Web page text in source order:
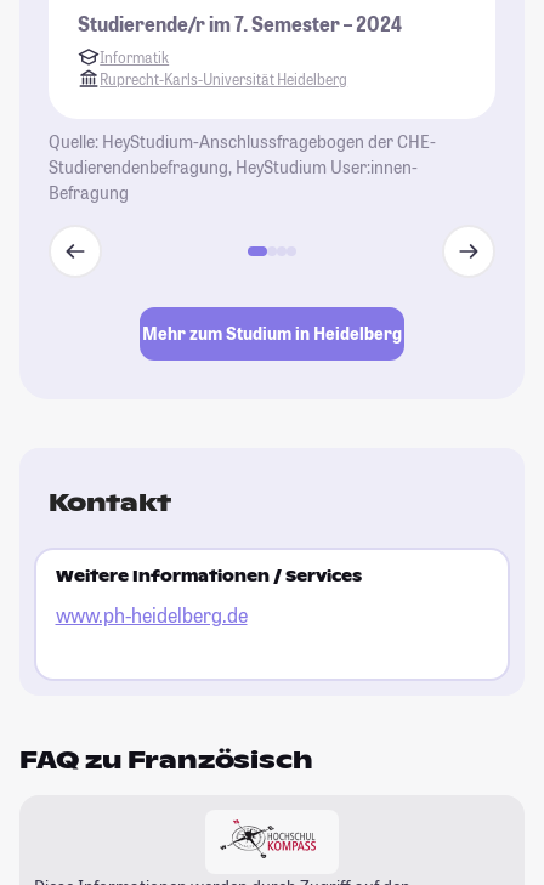
Studierende/r im 7. Semester – 2024
Informatik
Ruprecht-Karls-Universität Heidelberg
Quelle: HeyStudium-Anschlussfragebogen der CHE-
Studierendenbefragung, HeyStudium User:innen-
Befragung
Mehr zum Studium in Heidelberg
Kontakt
Weitere Informationen / Services
www.ph-heidelberg.de
FAQ zu Französisch